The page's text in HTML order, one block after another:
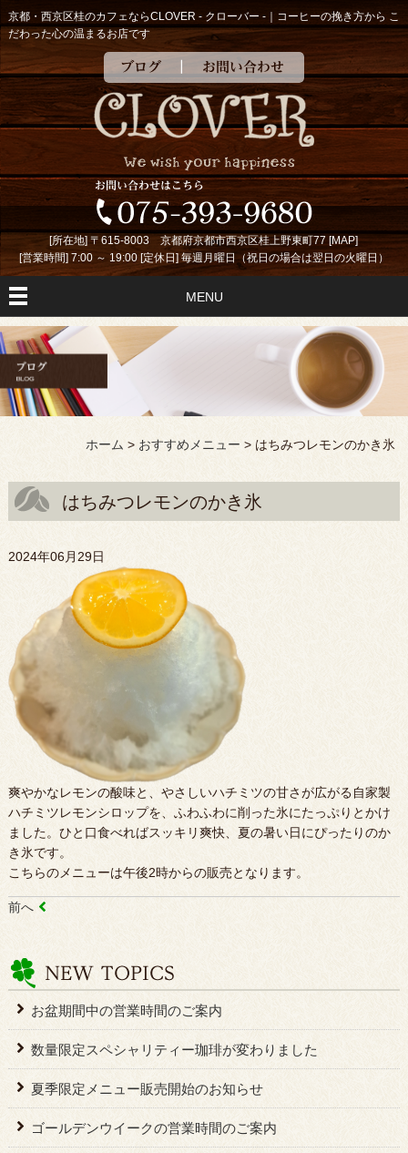
京都・西京区桂のカフェならCLOVER - クローバー -｜コーヒーの挽き方から こ
だわった心の温まるお店です
ブログ お問い合わせ
[所在地] 〒615-8003 京都府京都市西京区桂上野東町77 [MAP]
[営業時間] 7:00 ～ 19:00 [定休日] 毎週月曜日（祝日の場合は翌日の火曜日）
MENU
ホーム > おすすめメニュー > はちみつレモンのかき氷
はちみつレモンのかき氷
2024年06月29日
爽やかなレモンの酸味と、やさしいハチミツの甘さが広がる自家製
ハチミツレモンシロップを、ふわふわに削った氷にたっぷりとかけ
ました。ひと口食べればスッキリ爽快、夏の暑い日にぴったりのか
き氷です。
こちらのメニューは午後2時からの販売となります。
前へ
お盆期間中の営業時間のご案内
数量限定スペシャリティー珈琲が変わりました
夏季限定メニュー販売開始のお知らせ
ゴールデンウイークの営業時間のご案内